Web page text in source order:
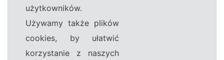
użytkowników.
Używamy także plików
cookies, by ułatwić
korzystanie z naszych